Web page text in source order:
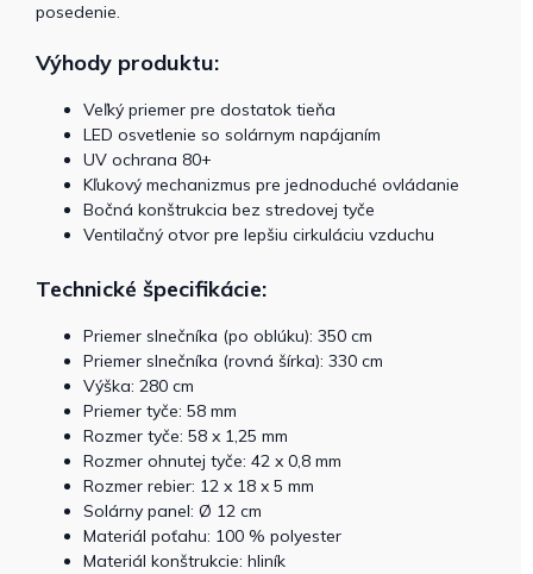
posedenie.
Výhody produktu:
Veľký priemer pre dostatok tieňa
LED osvetlenie so solárnym napájaním
UV ochrana 80+
Kľukový mechanizmus pre jednoduché ovládanie
Bočná konštrukcia bez stredovej tyče
Ventilačný otvor pre lepšiu cirkuláciu vzduchu
Technické špecifikácie:
Priemer slnečníka (po oblúku): 350 cm
Priemer slnečníka (rovná šírka): 330 cm
Výška: 280 cm
Priemer tyče: 58 mm
Rozmer tyče: 58 x 1,25 mm
Rozmer ohnutej tyče: 42 x 0,8 mm
Rozmer rebier: 12 x 18 x 5 mm
Solárny panel: Ø 12 cm
Materiál poťahu: 100 % polyester
Materiál konštrukcie: hliník